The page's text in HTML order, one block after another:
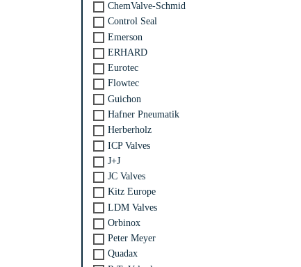
ChemValve-Schmid
Control Seal
Emerson
ERHARD
Eurotec
Flowtec
Guichon
Hafner Pneumatik
Herberholz
ICP Valves
J+J
JC Valves
Kitz Europe
LDM Valves
Orbinox
Peter Meyer
Quadax